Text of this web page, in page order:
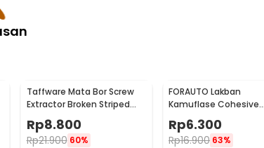
Taffware Mata Bor Screw
Extractor Broken Striped
Screw Remover 4 PCS - S2
Rp8.800
Rp21.900 60%
FORAUTO Lakban
Kamuflase Cohesive
Bandage Tape Hunting
4.5M 50mm - H10
Rp6.300
Rp16.900 63%